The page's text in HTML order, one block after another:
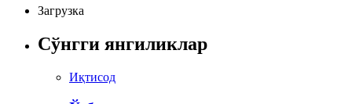
Загрузка
Сўнгги янгиликлар
Иқтисод